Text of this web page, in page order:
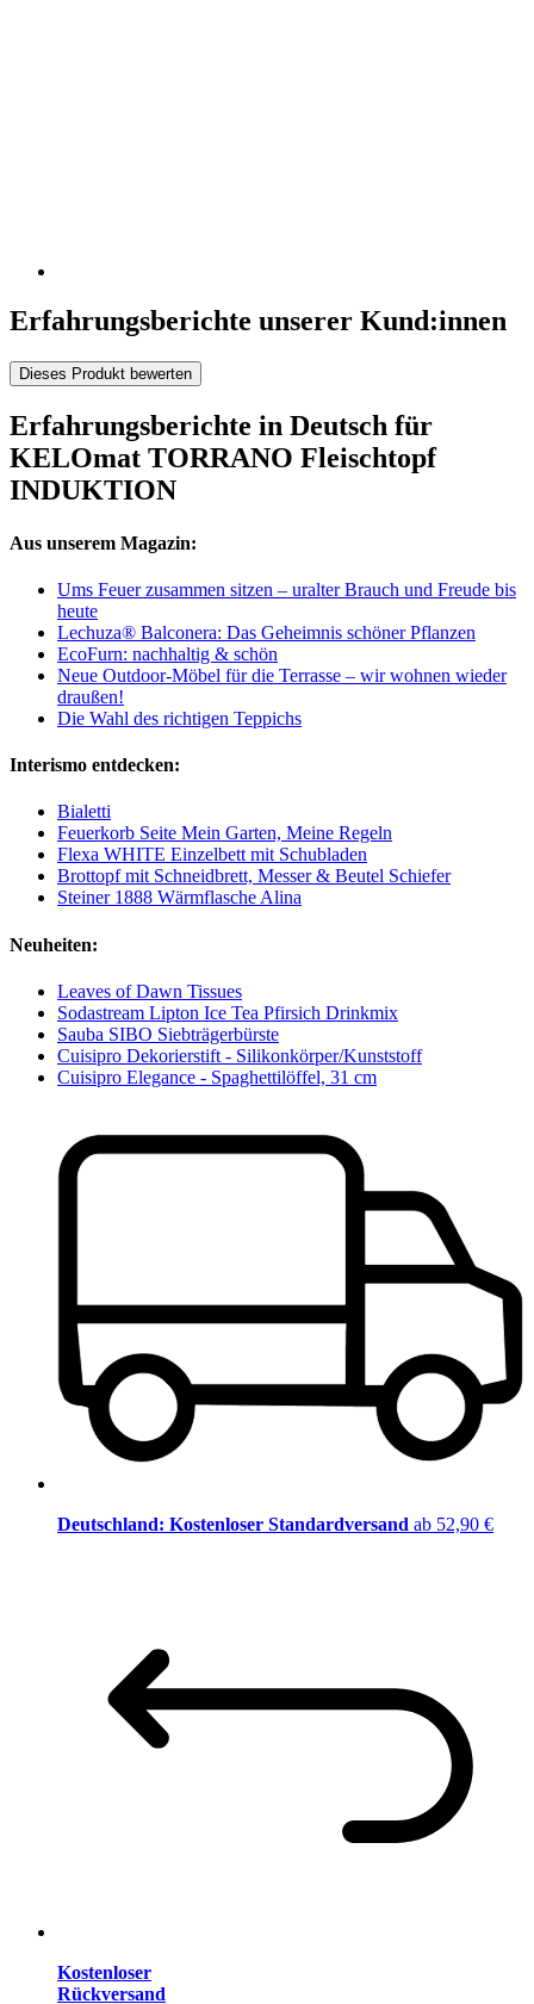
Erfahrungsberichte unserer Kund:innen
Dieses Produkt bewerten
Erfahrungsberichte in Deutsch für
KELOmat TORRANO Fleischtopf
INDUKTION
Aus unserem Magazin:
Ums Feuer zusammen sitzen – uralter Brauch und Freude bis
heute
Lechuza® Balconera: Das Geheimnis schöner Pflanzen
EcoFurn: nachhaltig & schön
Neue Outdoor-Möbel für die Terrasse – wir wohnen wieder
draußen!
Die Wahl des richtigen Teppichs
Interismo entdecken:
Bialetti
Feuerkorb Seite Mein Garten, Meine Regeln
Flexa WHITE Einzelbett mit Schubladen
Brottopf mit Schneidbrett, Messer & Beutel Schiefer
Steiner 1888 Wärmflasche Alina
Neuheiten:
Leaves of Dawn Tissues
Sodastream Lipton Ice Tea Pfirsich Drinkmix
Sauba SIBO Siebträgerbürste
Cuisipro Dekorierstift - Silikonkörper/Kunststoff
Cuisipro Elegance - Spaghettilöffel, 31 cm
Deutschland: Kostenloser Standardversand ab 52,90 €
Kostenloser
Rückversand